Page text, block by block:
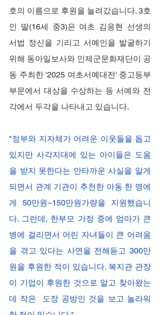
호의 이름으로 후원을 늘려갔습니다. 3호
인 딸(16세 중3)은 여초 김응현 선생의
서법 정신을 기리고 서예인을 발굴하기
위해 동아일보사와 인제군문화재단이 공
동 주최한 '2025 여초서예대전' 중고등부
부문에서 대상을 수상하는 등 서예와 전
각에서 두각을 나타내고 있습니다.
"정부와 지자체가 어려운 이웃들을 돕고
있지만 사각지대에 있는 아이들은 도움
을 받지 못한다는 안타까운 사실을 알게
되면서 관계 기관이 추천한 아동 한 명에
게 50만원~150만원가량을 지원했습니
다. 그런데, 한부모 가정 중에 엄마가 큰
병에 걸리면서 어린 자녀들이 큰 어려움
을 겪고 있다는 사연을 전해듣고 300만
원을 후원한 적이 있습니다. 복지관 관장
이 기업이 후원한 것으로 알고 찾아왔는
데 작은  도장 공방인 것을 보고 놀라워